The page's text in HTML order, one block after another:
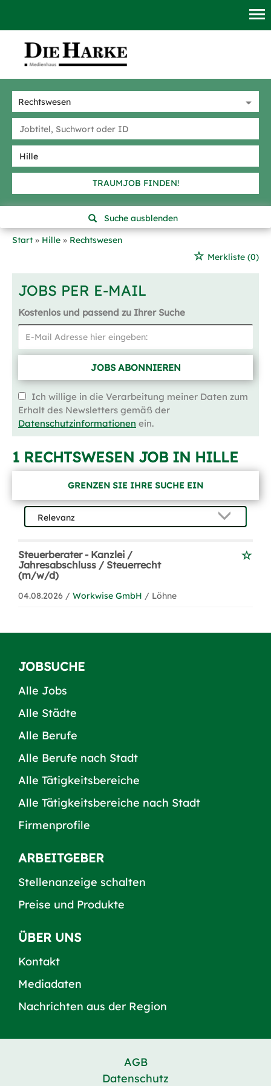
TRAUMJOB FINDEN!
Suche ausblenden
Start
Hille
Rechtswesen
Merkliste (0)
JOBS PER E-MAIL
Kostenlos und passend zu Ihrer Suche
JOBS ABONNIEREN
Ich willige in die Verarbeitung meiner Daten zum
Erhalt des Newsletters gemäß der
Datenschutzinformationen ein.
1 RECHTSWESEN JOB IN HILLE
GRENZEN SIE IHRE SUCHE EIN
Steuerberater - Kanzlei /
Jahresabschluss / Steuerrecht
(m/w/d)
04.08.2026 / Workwise GmbH / Löhne
JOBSUCHE
Alle Jobs
Alle Städte
Alle Berufe
Alle Berufe nach Stadt
Alle Tätigkeitsbereiche
Alle Tätigkeitsbereiche nach Stadt
Firmenprofile
ARBEITGEBER
Stellenanzeige schalten
Preise und Produkte
ÜBER UNS
Kontakt
Mediadaten
Nachrichten aus der Region
AGB
Datenschutz